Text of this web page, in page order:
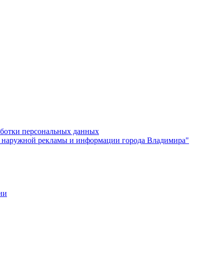
персональных данных
рекламы и информации города Владимира"